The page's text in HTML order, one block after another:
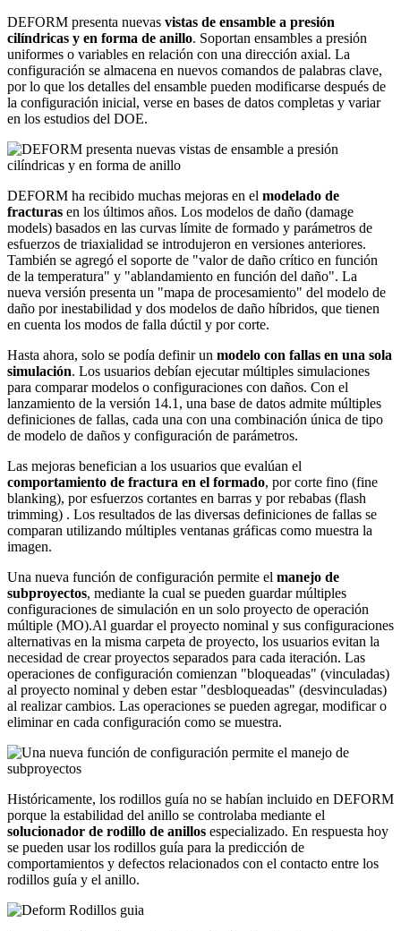
DEFORM presenta nuevas vistas de ensamble a presión
cilíndricas y en forma de anillo. Soportan ensambles a presión
uniformes o variables en relación con una dirección axial. La
configuración se almacena en nuevos comandos de palabras clave,
por lo que los detalles del ensamble pueden modificarse después de
la configuración inicial, verse en bases de datos completas y variar
en los estudios del DOE.
DEFORM ha recibido muchas mejoras en el modelado de
fracturas en los últimos años. Los modelos de daño (damage
models) basados en las curvas límite de formado y parámetros de
esfuerzos de triaxialidad se introdujeron en versiones anteriores.
También se agregó el soporte de "valor de daño crítico en función
de la temperatura" y "ablandamiento en función del daño". La
nueva versión presenta un "mapa de procesamiento" del modelo de
daño por inestabilidad y dos modelos de daño híbridos, que tienen
en cuenta los modos de falla dúctil y por corte.
Hasta ahora, solo se podía definir un modelo con fallas en una sola
simulación. Los usuarios debían ejecutar múltiples simulaciones
para comparar modelos o configuraciones con daños. Con el
lanzamiento de la versión 14.1, una base de datos admite múltiples
definiciones de fallas, cada una con una combinación única de tipo
de modelo de daños y configuración de parámetros.
Las mejoras benefician a los usuarios que evalúan el
comportamiento de fractura en el formado, por corte fino (fine
blanking), por esfuerzos cortantes en barras y por rebabas (flash
trimming) . Los resultados de las diversas definiciones de fallas se
comparan utilizando múltiples ventanas gráficas como muestra la
imagen.
Una nueva función de configuración permite el manejo de
subproyectos, mediante la cual se pueden guardar múltiples
configuraciones de simulación en un solo proyecto de operación
múltiple (MO).Al guardar el proyecto nominal y sus configuraciones
alternativas en la misma carpeta de proyecto, los usuarios evitan la
necesidad de crear proyectos separados para cada iteración. Las
operaciones de configuración comienzan "bloqueadas" (vinculadas)
al proyecto nominal y deben estar "desbloqueadas" (desvinculadas)
al realizar cambios. Las operaciones se pueden agregar, modificar o
eliminar en cada configuración como se muestra.
Históricamente, los rodillos guía no se habían incluido en DEFORM
porque la estabilidad del anillo se controlaba mediante el
solucionador de rodillo de anillos especializado. En respuesta hoy
se pueden usar los rodillos guía para la predicción de
comportamientos y defectos relacionados con el contacto entre los
rodillos guía y el anillo.